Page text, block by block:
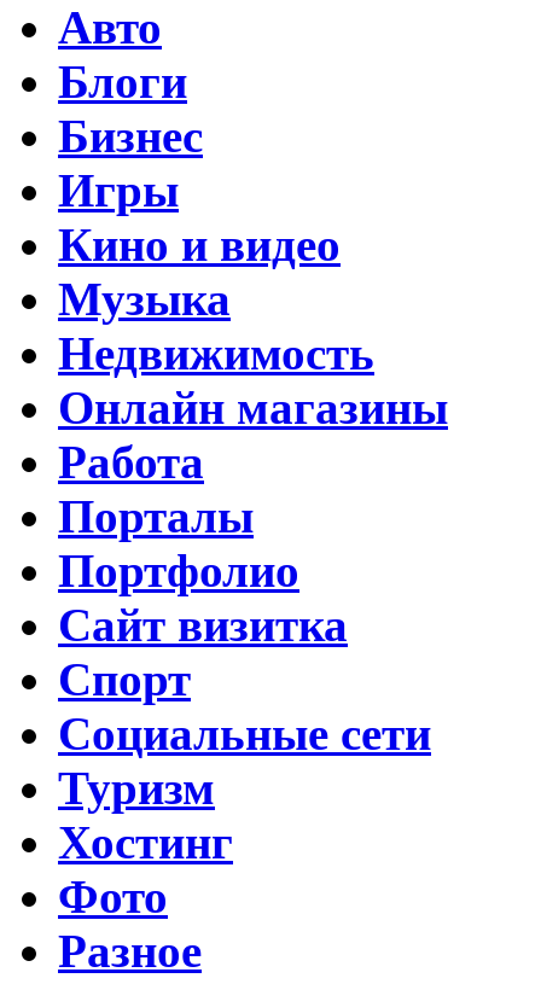
Авто
Блоги
Бизнес
Игры
Кино и видео
Музыка
Недвижимость
Онлайн магазины
Работа
Порталы
Портфолио
Сайт визитка
Спорт
Социальные сети
Туризм
Хостинг
Фото
Разное